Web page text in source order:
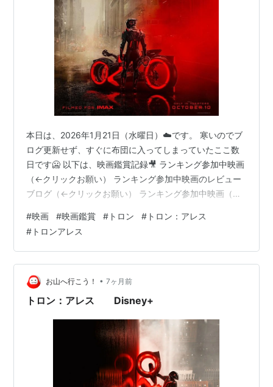
本日は、2026年1月21日（水曜日）☁️です。 寒いのでブ
ログ更新せず、すぐに布団に入ってしまっていたここ数
日です🥶 以下は、映画鑑賞記録🎥 ランキング参加中映画
（←クリックお願い） ランキング参加中映画のレビュー
ブログ（←クリックお願い） ランキング参加中映画（←
願い） ランキング参加中gooからきました（←クリック
お願い） 「トロン：アレス」⭕️ 監督 ：ヨアヒム・ロー
ニング 出演 ：ジャレッド・レト、グレタ・リー、エヴァ
ン・ピーターズ 制作年：2025年 制作国：アメリカ合衆
国🇺🇸 原題 ：Tron: Ares 2026年1月11日（…
#映画 #映画鑑賞 # トロン # トロン：アレス
# トロンアレス
お山へ行こう！ • 7ヶ月前
トロン：アレス Disney+